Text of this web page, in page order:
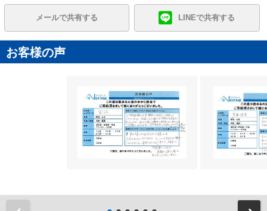
メールで共有する LINEで共有する
お客様の声